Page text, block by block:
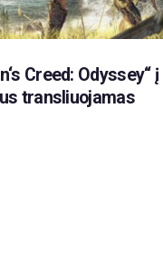
Creed: Odyssey“ į
transliuojamas